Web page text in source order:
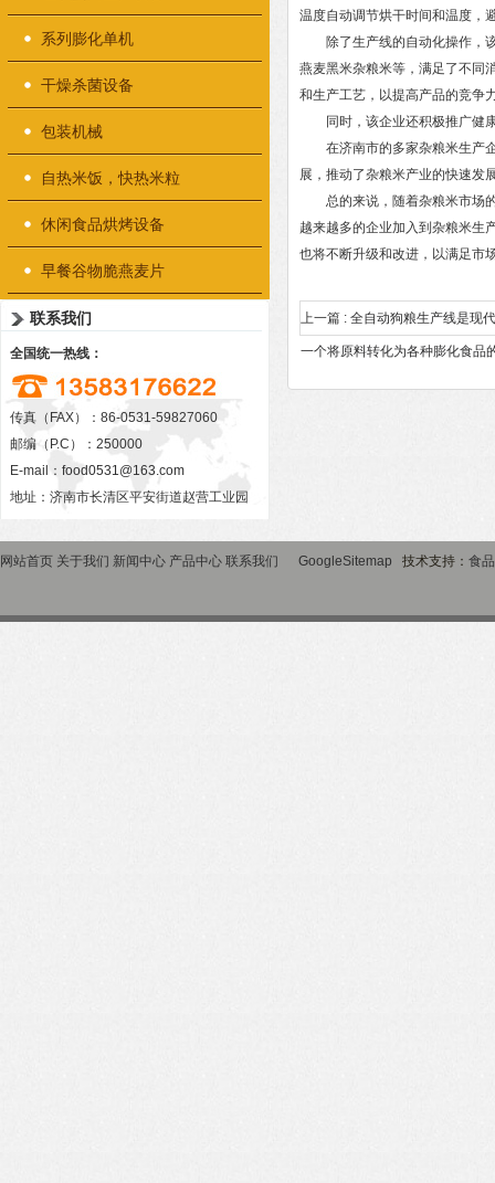
系列膨化单机
干燥杀菌设备
包装机械
自热米饭，快热米粒
休闲食品烘烤设备
早餐谷物脆燕麦片
联系我们
全国统一热线：
传真（FAX）：86-0531-59827060
邮编（P.C）：250000
E-mail： food0531@163.com
地址：济南市长清区平安街道赵营工业园
温度自动调节烘干时间和温度，
除了生产线的自动化操作，该
燕麦黑米杂粮米等，满足了不同
和生产工艺，以提高产品的竞争
同时，该企业还积极推广健康
在济南市的多家杂粮米生产企
展，推动了杂粮米产业的快速发
总的来说，随着杂粮米市场的
越来越多的企业加入到杂粮米生
也将不断升级和改进，以满足市
上一篇 : 全自动狗粮生产线是现
一个将原料转化为各种膨化食品
网站首页 关于我们 新闻中心 产品中心 联系我们 GoogleSitemap 技术支持： 食